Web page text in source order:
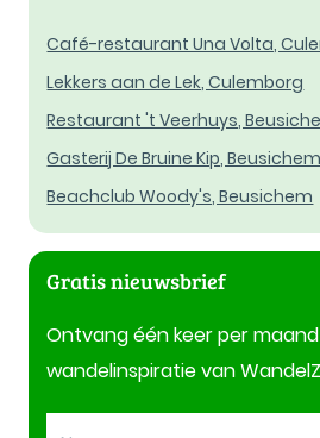
Café-restaurant Una Volta,
Lekkers aan de Lek, Culemborg
Restaurant 't Veerhuys,
Gasterij De Bruine Kip, Beusichem
Beachclub Woody's, Beusichem
Gratis nieuwsbrief
Ontvang één keer per maand
wandelinspiratie van